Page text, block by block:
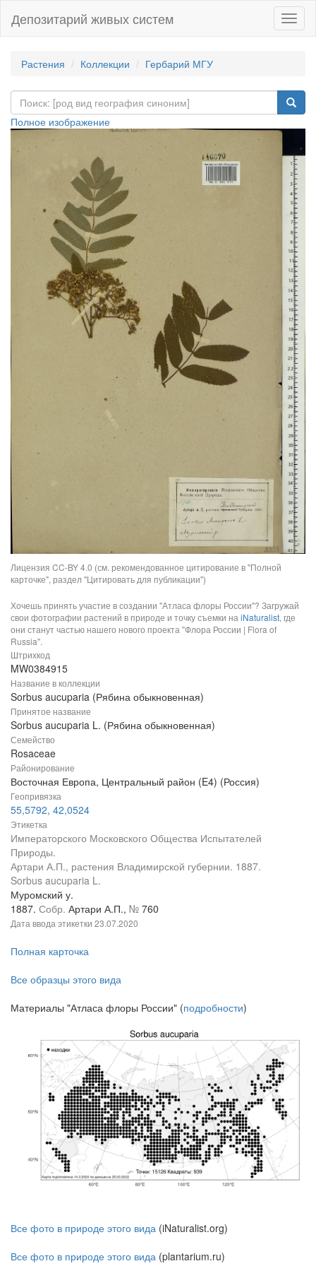
Депозитарий живых систем
Растения Коллекции Гербарий МГУ
Полное изображение
Лицензия CC-BY 4.0 (см. рекомендованное цитирование в "Полной
карточке", раздел "Цитировать для публикации")
Хочешь принять участие в создании "Атласа флоры России"? Загружай
свои фотографии растений в природе и точку съемки на iNaturalist, где
они станут частью нашего нового проекта "Флора России | Flora of
Russia".
Штрихкод
MW0384915
Название в коллекции
Sorbus aucuparia (Рябина обыкновенная)
Принятое название
Sorbus aucuparia L. (Рябина обыкновенная)
Семейство
Rosaceae
Районирование
Восточная Европа, Центральный район (E4) (Россия)
Геопривязка
55,5792, 42,0524
Этикетка
Императорского Московского Общества Испытателей
Природы.
Артари А.П., растения Владимирской губернии. 1887.
Sorbus aucuparia L.
Муромский у.
1887. Собр. Артари А.П., № 760
Дата ввода этикетки 23.07.2020
Полная карточка
Все образцы этого вида
Материалы "Атласа флоры России" (подробности)
Все фото в природе этого вида (iNaturalist.org)
Все фото в природе этого вида (plantarium.ru)